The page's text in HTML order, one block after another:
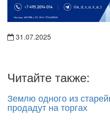
продадут на торгах